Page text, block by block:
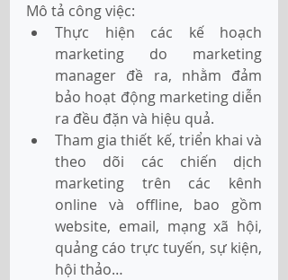
Mô tả công việc:
Thực hiện các kế hoạch
marketing do marketing
manager đề ra, nhằm đảm
bảo hoạt động marketing diễn
ra đều đặn và hiệu quả.
Tham gia thiết kế, triển khai và
theo dõi các chiến dịch
marketing trên các kênh
online và offline, bao gồm
website, email, mạng xã hội,
quảng cáo trực tuyến, sự kiện,
hội thảo…